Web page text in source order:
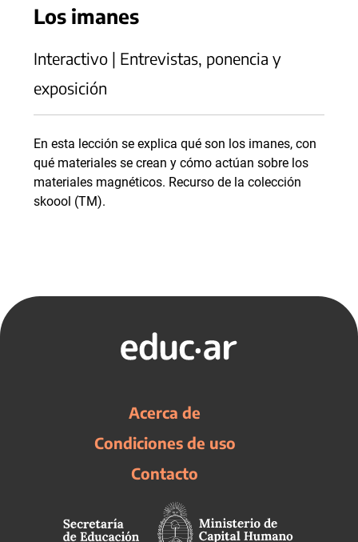
Los imanes
Interactivo | Entrevistas, ponencia y
exposición
En esta lección se explica qué son los imanes, con
qué materiales se crean y cómo actúan sobre los
materiales magnéticos. Recurso de la colección
skoool (TM).
Acerca de
Condiciones de uso
Contacto